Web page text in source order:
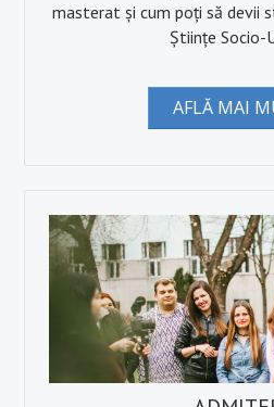
masterat și cum poți să devii
Științe Socio-
AFLĂ MAI